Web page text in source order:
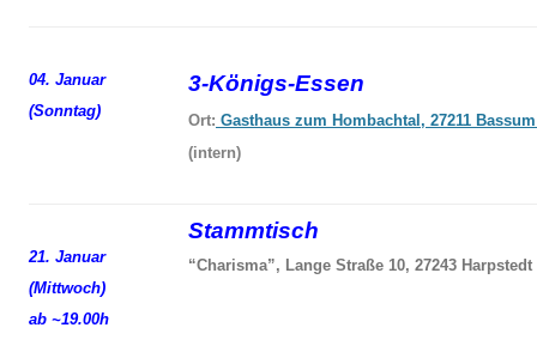
04. Januar
(Sonntag)
3-Königs-Essen
Ort: Gasthaus zum Hombachtal, 27211
(intern)
21. Januar
(Mittwoch)
ab ~19.00h
Stammtisch
“Charisma”, Lange Straße 10, 27243 Harpstedt